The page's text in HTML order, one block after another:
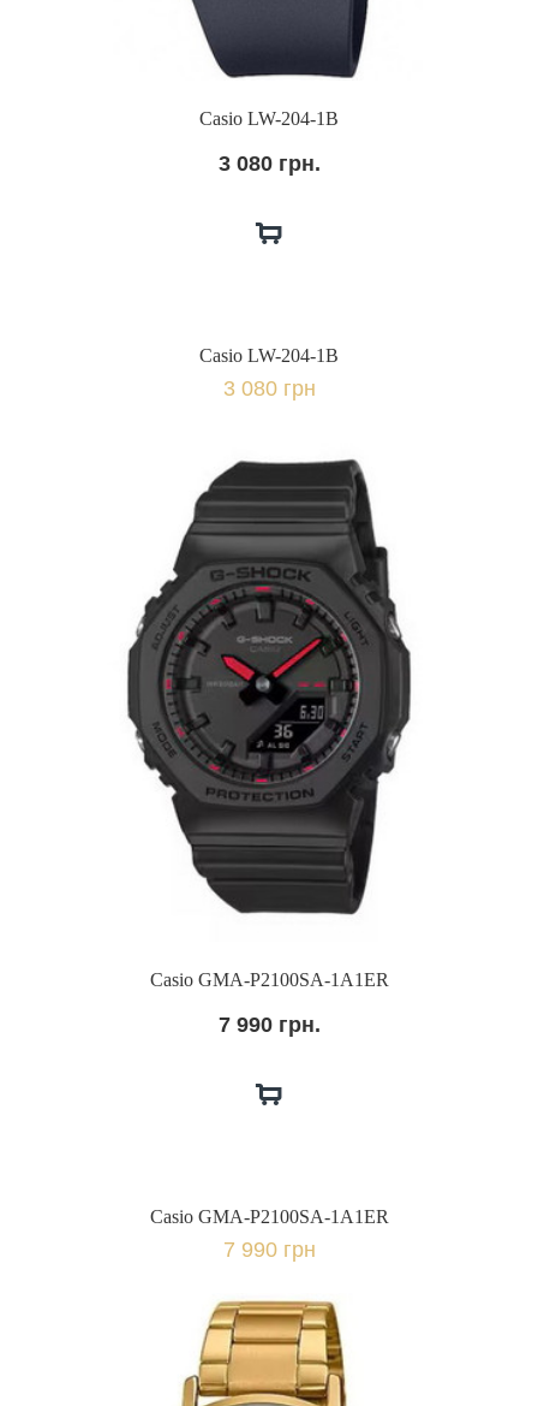
Casio LW-204-1B
3 080 грн.
Casio LW-204-1B
3 080 грн
Casio GMA-P2100SA-1A1ER
7 990 грн.
Casio GMA-P2100SA-1A1ER
7 990 грн